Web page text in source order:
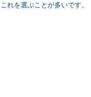
これを選ぶことが多いです。